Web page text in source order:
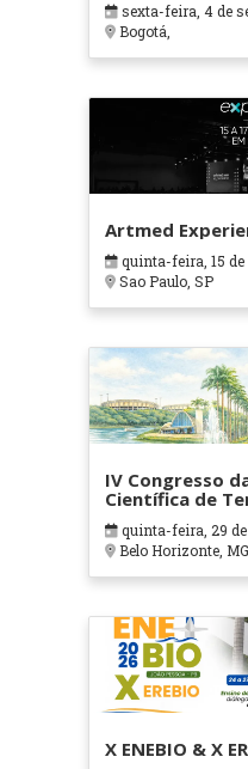
sexta-feira, 4 de
Bogotá,
Artmed
quinta-feira, 15 de
Sao Paulo, SP
IV Congresso
Científica de
em Contextos
Cuidados
quinta-feira, 29 de
Belo Horizonte, MG
X ENEBIO & X